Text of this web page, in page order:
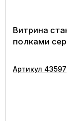
Витрина
полками
Артикул 43597